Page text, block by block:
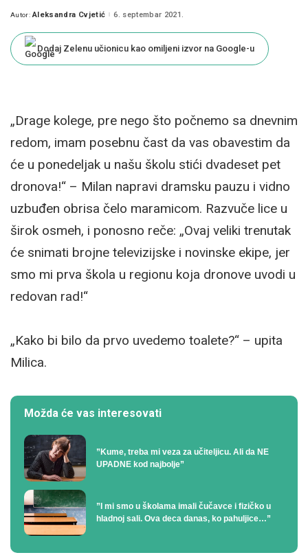
Posted
Autor: Aleksandra Cvjetić 6. septembar 2021.
Dodaj Zelenu učionicu kao omiljeni izvor na Google-u
„Drage kolege, pre nego što počnemo sa dnevnim
redom, imam posebnu čast da vas obavestim da
će u ponedeljak u našu školu stići dvadeset pet
dronova!“ – Milan napravi dramsku pauzu i vidno
uzbuđen obrisa čelo maramicom. Razvuče lice u
širok osmeh, i ponosno reče: „Ovaj veliki trenutak
će snimati brojne televizijske i novinske ekipe, jer
smo mi prva škola u regionu koja dronove uvodi u
redovan rad!“
„Kako bi bilo da prvo uvedemo toalete?“ – upita
Milica.
Možda će vas interesovati
”Kume, treba mi veza za učiteljicu. Ali da NE
UPADNE kod najbolje”
”I mi smo u školama imali čučavce i fizičko u
hladnoj sali. Ova deca danas, ko pahuljice…”